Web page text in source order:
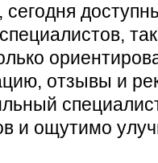
отзывы и
и ощутимо